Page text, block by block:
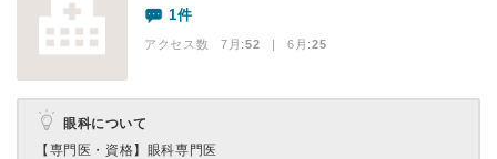
1件
アクセス数 7月:52 | 6月:25
眼科について
【専門医・資格】 眼科専門医